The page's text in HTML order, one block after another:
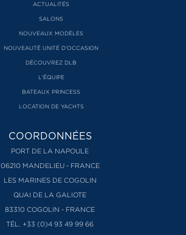
ACTUALITÉS
SALONS
NOUVEAUX MODÈLES
NOUVEAUTÉ UNITÉ D’OCCASION
DÉCOUVREZ DLB
L'ÉQUIPE
BATEAUX PRINCESS
LOCATION DE YACHTS
COORDONNÉES
PORT DE LA NAPOULE
06210 MANDELIEU - FRANCE
LES MARINES DE COGOLIN
QUAI DE LA GALIOTE
83310 COGOLIN - FRANCE
TÉL. +33 (0)4 93 49 99 66